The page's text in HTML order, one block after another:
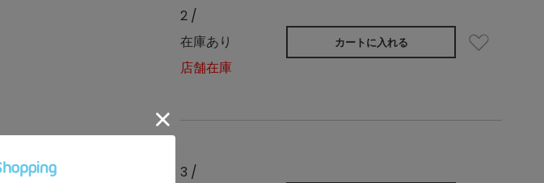
2 /
在庫あり
店舗在庫
カートに入れる
3 /